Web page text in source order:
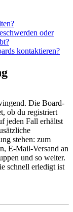
oder
kontaktieren?
Die Board-
ob du registriert
jeden Fall erhältst
stehen: zum
E-Mail-Versand an
und so weiter.
schnell erledigt ist